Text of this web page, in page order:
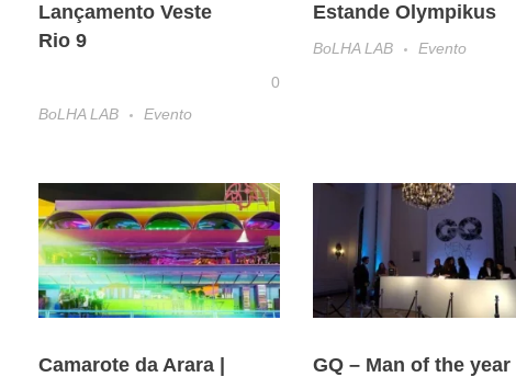
Lançamento Veste
Rio 9
0
BoLHA LAB
Evento
Estande Olympikus
BoLHA LAB
Evento
Camarote da Arara |
GQ – Man of the year